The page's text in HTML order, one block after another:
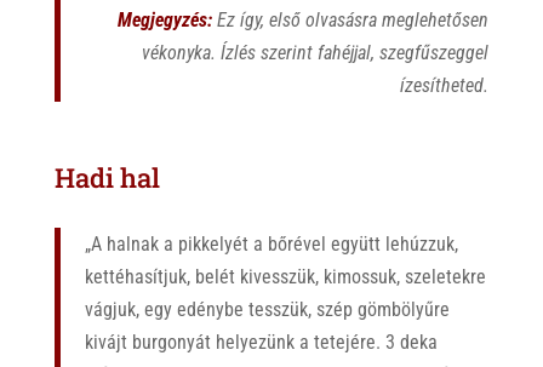
Megjegyzés: Ez így, első olvasásra meglehetősen
vékonyka. Ízlés szerint fahéjjal, szegfűszeggel
ízesítheted.
Hadihal
„A halnak a pikkelyét a bőrével együtt lehúzzuk,
kettéhasítjuk, belét kivesszük, kimossuk, szeletekre
vágjuk, egy edénybe tesszük, szép gömbölyűre
kivájt burgonyát helyezünk a tetejére. 3 deka